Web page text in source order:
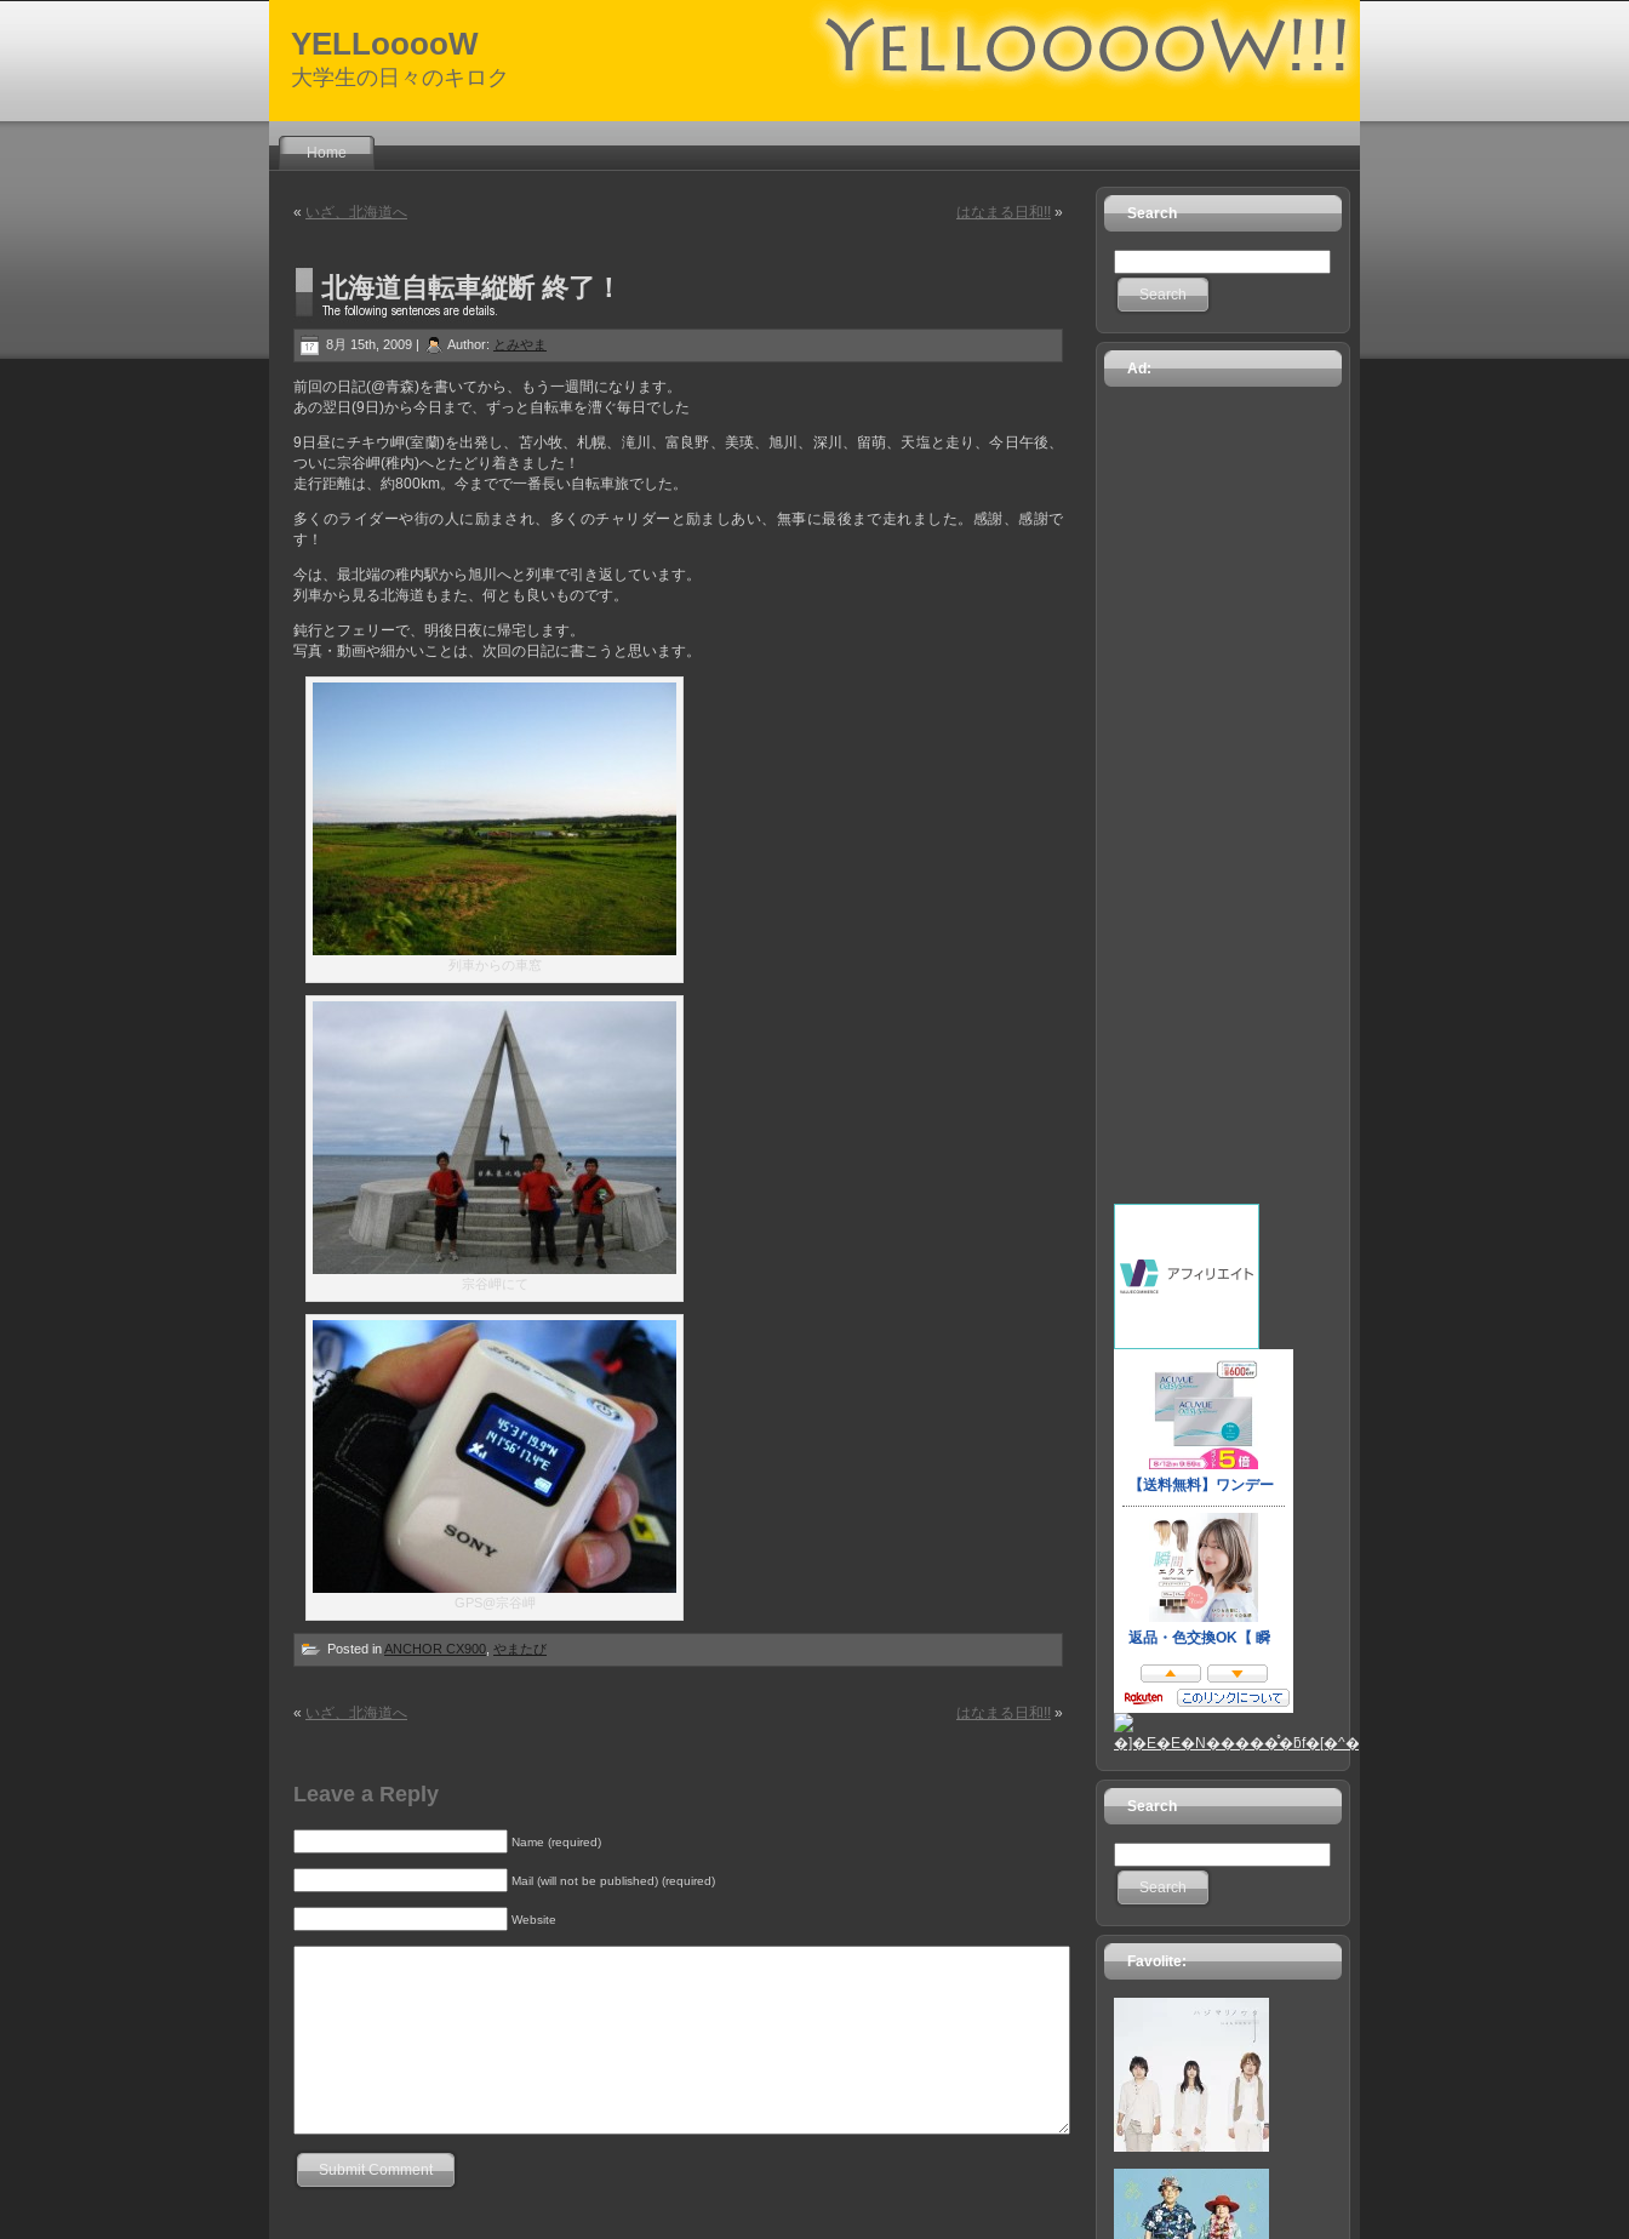
YELLooooW
大学生の日々のキロク
Home
« いざ、北海道へ はなまる日和!! »
北海道自転車縦断 終了！
8月 15th, 2009 | Author: とみやま
前回の日記(@青森)を書いてから、もう一週間になります。
あの翌日(9日)から今日まで、ずっと自転車を漕ぐ毎日でした
9日昼にチキウ岬(室蘭)を出発し、苫小牧、札幌、滝川、富良野、美瑛、旭川、深川、留萌、天塩と走り、今日午後、
ついに宗谷岬(稚内)へとたどり着きました！
走行距離は、約800km。今までで一番長い自転車旅でした。
多くのライダーや街の人に励まされ、多くのチャリダーと励ましあい、無事に最後まで走れました。感謝、感謝で
す！
今は、最北端の稚内駅から旭川へと列車で引き返しています。
列車から見る北海道もまた、何とも良いものです。
鈍行とフェリーで、明後日夜に帰宅します。
写真・動画や細かいことは、次回の日記に書こうと思います。
列車からの車窓
宗谷岬にて
GPS@宗谷岬
Posted inANCHOR CX900 やまたび
« いざ、北海道へ はなまる日和!! »
Leave a Reply
Name (required)
Mail (will not be published) (required)
Website
Submit Comment
Search
Search
Ad:
Search
Search
Favolite: